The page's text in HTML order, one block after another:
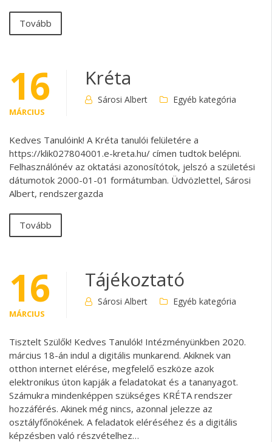
Tovább
16
MÁRCIUS
Kréta
Sárosi Albert Egyéb kategória
Kedves Tanulóink! A Kréta tanulói felületére a
https://klik027804001.e-kreta.hu/ címen tudtok belépni.
Felhasználónév az oktatási azonosítótok, jelszó a születési
dátumotok 2000-01-01 formátumban. Üdvözlettel, Sárosi
Albert, rendszergazda
Tovább
16
MÁRCIUS
Tájékoztató
Sárosi Albert Egyéb kategória
Tisztelt Szülők! Kedves Tanulók! Intézményünkben 2020.
március 18-án indul a digitális munkarend. Akiknek van
otthon internet elérése, megfelelő eszköze azok
elektronikus úton kapják a feladatokat és a tananyagot.
Számukra mindenképpen szükséges KRÉTA rendszer
hozzáférés. Akinek még nincs, azonnal jelezze az
osztályfőnökének. A feladatok eléréséhez és a digitális
képzésben való részvételhez…